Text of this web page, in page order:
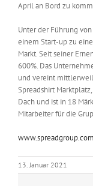
April an Bord zu
Unter der Führung
einem Start-up zu
Markt. Seit seiner
600%. Das
und vereint
Spreadshirt
Dach und ist in 18
Mitarbeiter für die
13. Januar 2021